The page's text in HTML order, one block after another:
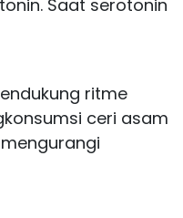
Saat serotonin
ritme
ceri asam